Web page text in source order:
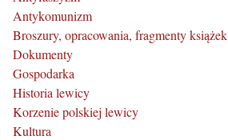
Antykomunizm
Broszury, opracowania, fragmenty książek
Dokumenty
Gospodarka
Historia lewicy
Korzenie polskiej lewicy
Kultura